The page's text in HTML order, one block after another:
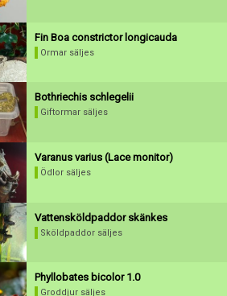
Fin Boa constrictor longicauda
Ormar säljes
Bothriechis schlegelii
Giftormar säljes
Varanus varius (Lace monitor)
Ödlor säljes
Vattensköldpaddor skänkes
Sköldpaddor säljes
Phyllobates bicolor 1.0
Groddjur säljes